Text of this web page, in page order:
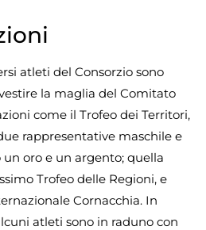
atleti del Consorzio sono
la maglia del Comitato
come il Trofeo dei Territori,
rappresentative maschile e
oro e un argento; quella
Trofeo delle Regioni, e
Cornacchia. In
atleti sono in raduno con